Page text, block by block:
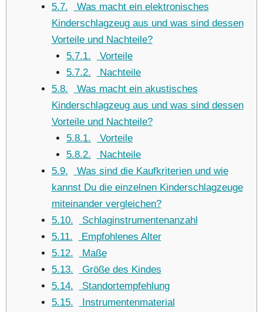
5.7
Was macht ein elektronisches
Kinderschlagzeug aus und was sind dessen
Vorteile und Nachteile?
5.7.1
Vorteile
5.7.2
Nachteile
5.8
Was macht ein akustisches
Kinderschlagzeug aus und was sind dessen
Vorteile und Nachteile?
5.8.1
Vorteile
5.8.2
Nachteile
5.9
Was sind die Kaufkriterien und wie
kannst Du die einzelnen Kinderschlagzeuge
miteinander vergleichen?
5.10
Schlaginstrumentenanzahl
5.11
Empfohlenes Alter
5.12
Maße
5.13
Größe des Kindes
5.14
Standortempfehlung
5.15
Instrumentenmaterial